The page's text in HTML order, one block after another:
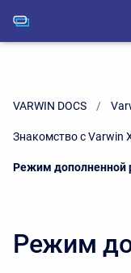
VARWIN DOCS
Знакомство с Varwin
Current:
Режим дополненной
Режим